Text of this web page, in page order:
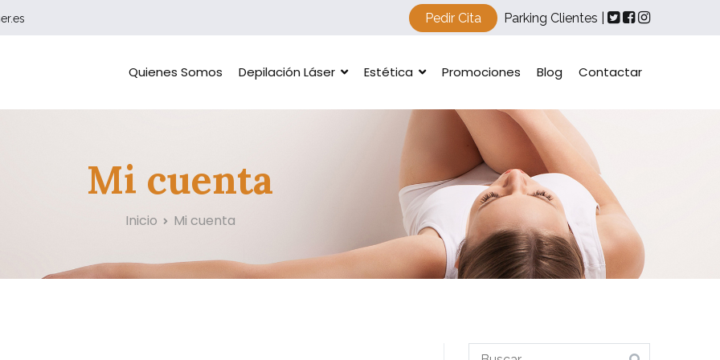
Pedir Cita Parking Clientes |
Estética | Torrent – Valencia
Quienes Somos Depilación Láser Estética Promociones Blog Contactar
Mi cuenta
Inicio Mi cuenta
Buscar: